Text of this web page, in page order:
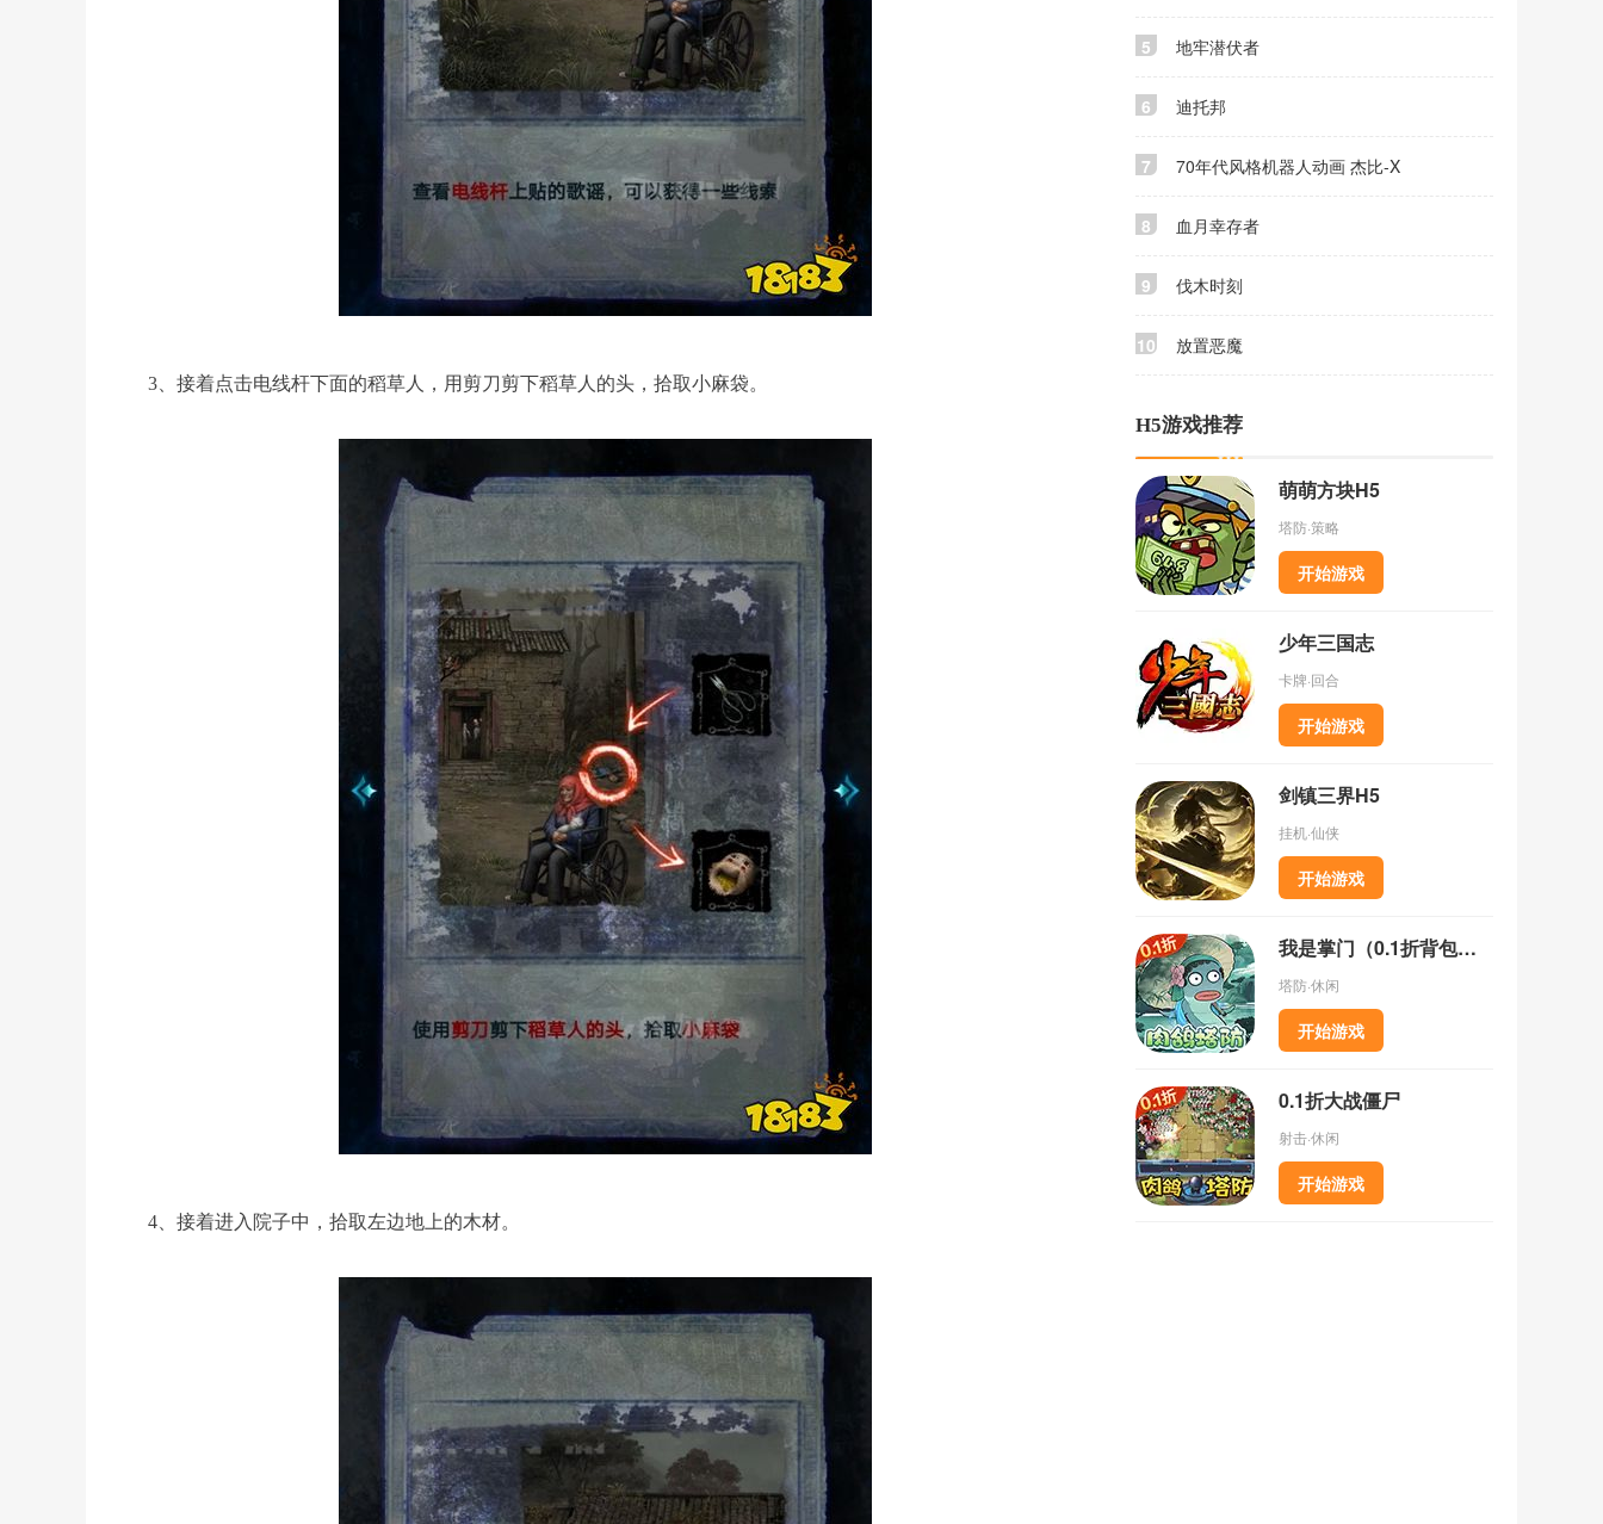
3、接着点击电线杆下面的稻草人，用剪刀剪下稻草人的头，拾取小麻袋。
4、接着进入院子中，拾取左边地上的木材。
5 地牢潜伏者
6 迪托邦
7 70年代风格机器人动画 杰比-X
8 血月幸存者
9 伐木时刻
10 放置恶魔
H5游戏推荐
萌萌方块H5
塔防·策略
开始游戏
少年三国志
卡牌·回合
开始游戏
剑镇三界H5
挂机·仙侠
开始游戏
我是掌门（0.1折背包乱斗）
塔防·休闲
开始游戏
0.1折大战僵尸
射击·休闲
开始游戏